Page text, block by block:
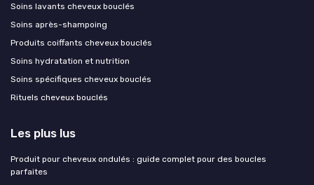
Soins lavants cheveux bouclés
Soins après-shampoing
Produits coiffants cheveux bouclés
Soins hydratation et nutrition
Soins spécifiques cheveux bouclés
Rituels cheveux bouclés
Les plus lus
Produit pour cheveux ondulés : guide complet pour des boucles
parfaites